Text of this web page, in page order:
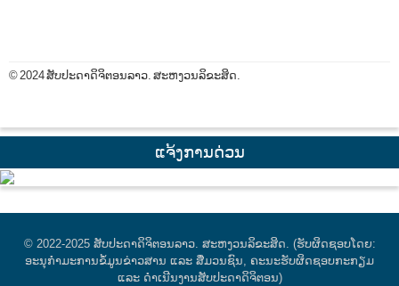
© 2024 ສັບປະດາດິຈິຕອນລາວ. ສະຫງວນລິຂະສິດ.
ແຈ້ງການດ່ວນ
© 2022-2025 ສັບປະດາດິຈິຕອນລາວ. ສະຫງວນລິຂະສິດ. (ຮັບຜິດຊອບໂດຍ:
ອະນຸກຳມະການຂໍ້ມູນຂ່າວສານ ແລະ ສື່ມວນຊົນ, ຄະນະຮັບຜິດຊອບກະກຽມ
ແລະ ດໍາເນີນງານສັບປະດາດິຈິຕອນ)